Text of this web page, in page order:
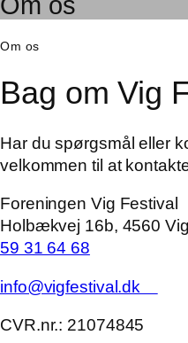
Om os
Bag om Vig
Har du spørgsmål eller
velkommen til at
Foreningen Vig Festival
Holbækvej 16b, 4560 Vig
59 31 64 68
info@vigfestival.dk
CVR.nr.: 21074845